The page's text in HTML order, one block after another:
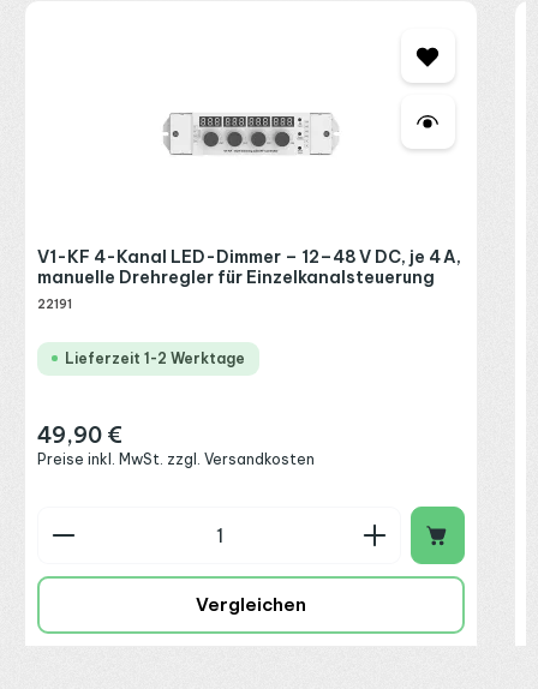
V1-KF 4-Kanal LED-Dimmer – 12–48 V DC, je 4 A,
manuelle Drehregler für Einzelkanalsteuerung
22191
Lieferzeit 1-2 Werktage
Regulärer Preis:
49,90 €
Preise inkl. MwSt. zzgl. Versandkosten
Produkt Anzahl: Gib den gewünschten Wert
Vergleichen